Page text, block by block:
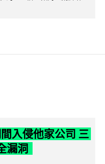
入侵他家公司 三
漏洞